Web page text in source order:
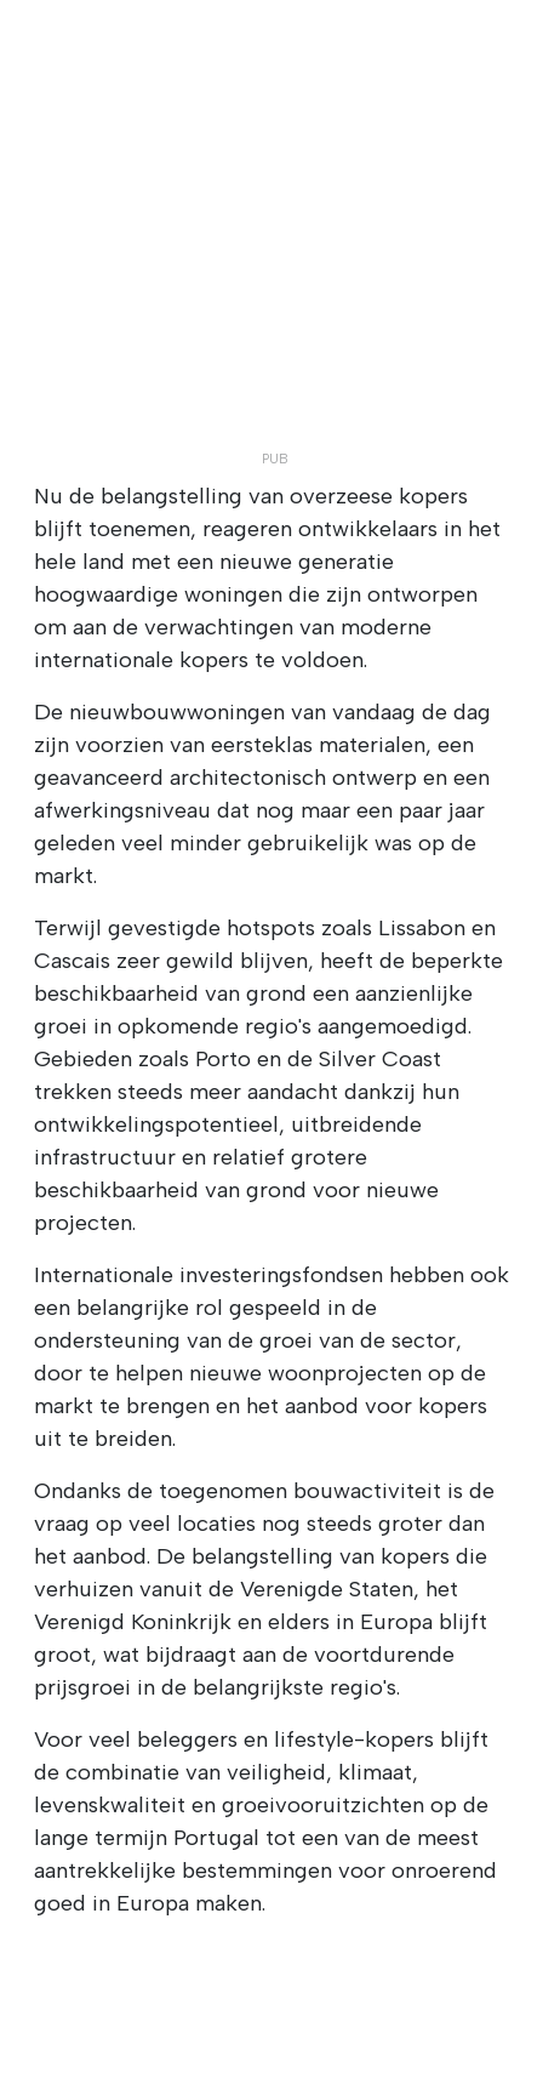
Nu de belangstelling van overzeese kopers
blijft toenemen, reageren ontwikkelaars in het
hele land met een nieuwe generatie
hoogwaardige woningen die zijn ontworpen
om aan de verwachtingen van moderne
internationale kopers te voldoen.
De nieuwbouwwoningen van vandaag de dag
zijn voorzien van eersteklas materialen, een
geavanceerd architectonisch ontwerp en een
afwerkingsniveau dat nog maar een paar jaar
geleden veel minder gebruikelijk was op de
markt.
Terwijl gevestigde hotspots zoals Lissabon en
Cascais zeer gewild blijven, heeft de beperkte
beschikbaarheid van grond een aanzienlijke
groei in opkomende regio's aangemoedigd.
Gebieden zoals Porto en de Silver Coast
trekken steeds meer aandacht dankzij hun
ontwikkelingspotentieel, uitbreidende
infrastructuur en relatief grotere
beschikbaarheid van grond voor nieuwe
projecten.
Internationale investeringsfondsen hebben ook
een belangrijke rol gespeeld in de
ondersteuning van de groei van de sector,
door te helpen nieuwe woonprojecten op de
markt te brengen en het aanbod voor kopers
uit te breiden.
Ondanks de toegenomen bouwactiviteit is de
vraag op veel locaties nog steeds groter dan
het aanbod. De belangstelling van kopers die
verhuizen vanuit de Verenigde Staten, het
Verenigd Koninkrijk en elders in Europa blijft
groot, wat bijdraagt aan de voortdurende
prijsgroei in de belangrijkste regio's.
Voor veel beleggers en lifestyle-kopers blijft
de combinatie van veiligheid, klimaat,
levenskwaliteit en groeivooruitzichten op de
lange termijn Portugal tot een van de meest
aantrekkelijke bestemmingen voor onroerend
goed in Europa maken.